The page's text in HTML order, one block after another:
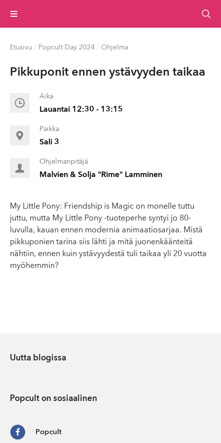
Valikko
Etusivu / Popcult Day 2024 / Ohjelma
Pikkuponit ennen ystävyyden taikaa
Aika
Lauantai 12:30 - 13:15
Paikka
Sali 3
Ohjelmanpitäjä
Malvien & Solja "Rime" Lamminen
My Little Pony: Friendship is Magic on monelle tuttu
juttu, mutta My Little Pony -tuoteperhe syntyi jo 80-
luvulla, kauan ennen modernia animaatiosarjaa. Mistä
pikkuponien tarina siis lähti ja mitä juonenkäänteitä
nähtiin, ennen kuin ystävyydestä tuli taikaa yli 20 vuotta
myöhemmin?
Uutta blogissa
Popcult on sosiaalinen
Popcult